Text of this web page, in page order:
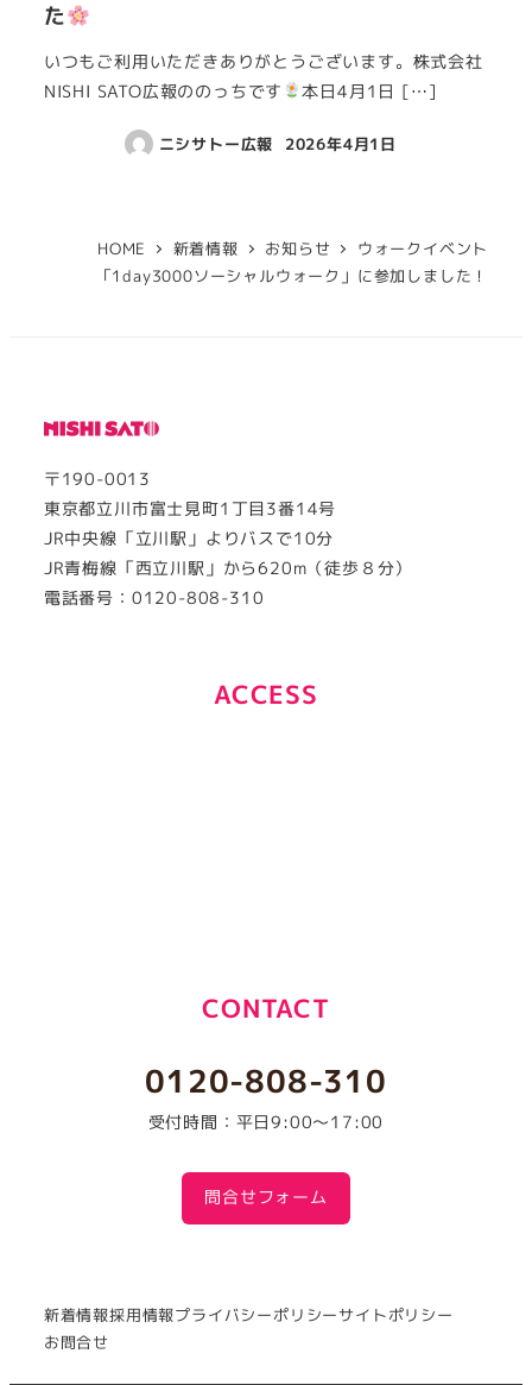
た
いつもご利用いただきありがとうございます。株式会社
NISHI SATO広報ののっちです
本日4月1日 […]
ニシサトー広報 2026年4月1日
HOME 新着情報 お知らせ
ウォークイベント
「1day3000ソーシャルウォーク」に参加しました！
〒190-0013
東京都立川市富士見町1丁目3番14号
JR中央線「立川駅」よりバスで10分
JR青梅線「西立川駅」から620m（徒歩８分）
電話番号：0120-808-310
ACCESS
CONTACT
0120-808-310
受付時間：平日9:00～17:00
問合せフォーム
新着情報採用情報プライバシーポリシーサイトポリシー
お問合せ